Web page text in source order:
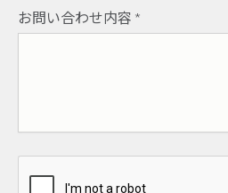
お問い合わせ内容 *